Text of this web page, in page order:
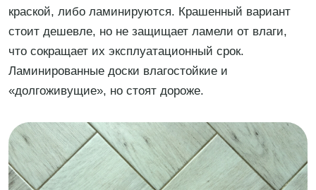
краской, либо ламинируются. Крашенный вариант
стоит дешевле, но не защищает ламели от влаги,
что сокращает их эксплуатационный срок.
Ламинированные доски влагостойкие и
«долгоживущие», но стоят дороже.